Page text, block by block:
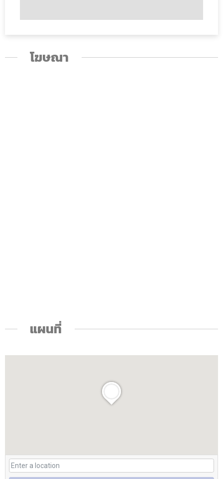
โฆษณา
แผนที่